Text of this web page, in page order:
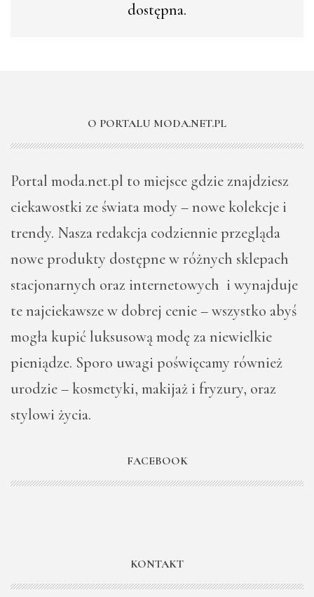
dostępna.
O PORTALU MODA.NET.PL
Portal moda.net.pl to miejsce gdzie znajdziesz
ciekawostki ze świata mody – nowe kolekcje i
trendy. Nasza redakcja codziennie przegląda
nowe produkty dostępne w różnych sklepach
stacjonarnych oraz internetowych i wynajduje
te najciekawsze w dobrej cenie – wszystko abyś
mogła kupić luksusową modę za niewielkie
pieniądze. Sporo uwagi poświęcamy również
urodzie – kosmetyki, makijaż i fryzury, oraz
stylowi życia.
FACEBOOK
KONTAKT